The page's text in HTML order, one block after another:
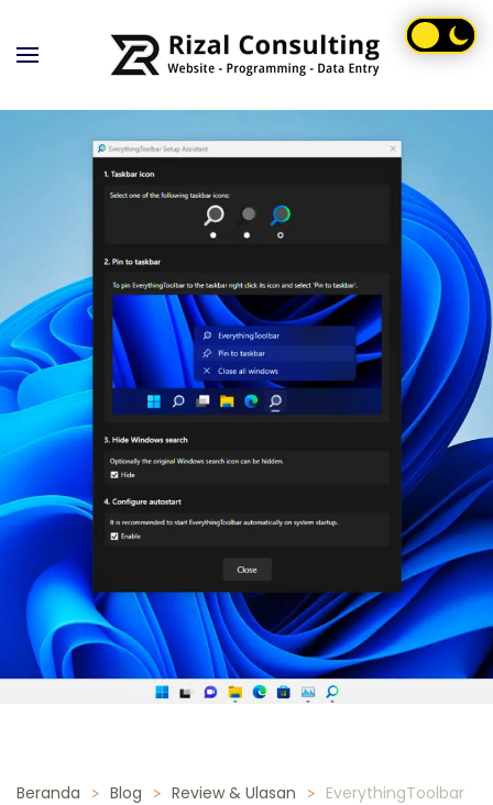
Skip to main content
Beranda Blog Review & Ulasan
EverythingToolbar